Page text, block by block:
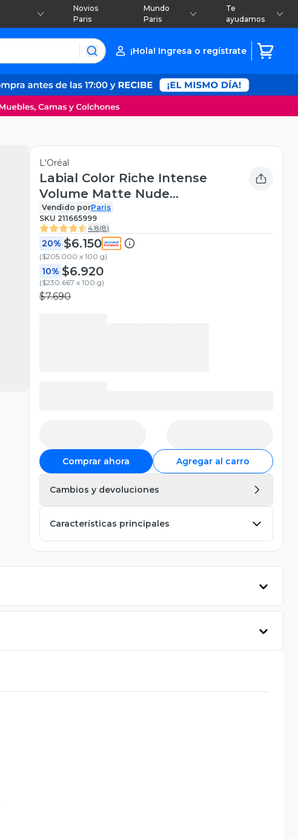
Novios
Paris
Mundo
Paris
Te
ayudamos
¡Hola! Ingresa o regístrate
L'Oréal
Labial Color Riche Intense
Volume Matte Nude
Admirable 2.6g
Vendido porParis
SKU 211665999
4.8(8)
20% $6.150
($205.000 x 100 g)
10% $6.920
($230.667 x 100 g)
$7.690
Comprar ahora Agregar al carro
Cambios y devoluciones
Características principales